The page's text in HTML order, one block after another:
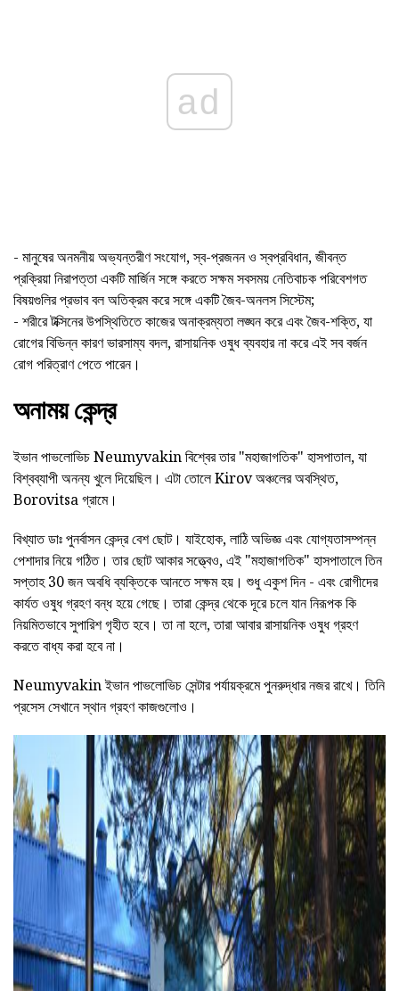
ad
- মানুষের অনমনীয় অভ্যন্তরীণ সংযোগ, স্ব-প্রজনন ও স্বপ্রবিধান, জীবন্ত
প্রক্রিয়া নিরাপত্তা একটি মার্জিন সঙ্গে করতে সক্ষম সবসময় নেতিবাচক পরিবেশগত
বিষয়গুলির প্রভাব বল অতিক্রম করে সঙ্গে একটি জৈব-অনলস সিস্টেম;
- শরীরে টক্সিনের উপস্থিতিতে কাজের অনাক্রম্যতা লঙ্ঘন করে এবং জৈব-শক্তি, যা
রোগের বিভিন্ন কারণ ভারসাম্য বদল, রাসায়নিক ওষুধ ব্যবহার না করে এই সব বর্জন
রোগ পরিত্রাণ পেতে পারেন।
অনাময় কেন্দ্র
ইভান পাভলোভিচ Neumyvakin বিশ্বের তার "মহাজাগতিক" হাসপাতাল, যা
বিশ্বব্যাপী অনন্য খুলে দিয়েছিল। এটা তোলে Kirov অঞ্চলের অবস্থিত,
Borovitsa গ্রামে।
বিখ্যাত ডাঃ পুনর্বাসন কেন্দ্র বেশ ছোট। যাইহোক, লাঠি অভিজ্ঞ এবং যোগ্যতাসম্পন্ন
পেশাদার নিয়ে গঠিত। তার ছোট আকার সত্ত্বেও, এই "মহাজাগতিক" হাসপাতালে তিন
সপ্তাহ 30 জন অবধি ব্যক্তিকে আনতে সক্ষম হয়। শুধু একুশ দিন - এবং রোগীদের
কার্যত ওষুধ গ্রহণ বন্ধ হয়ে গেছে। তারা কেন্দ্র থেকে দূরে চলে যান নিরূপক কি
নিয়মিতভাবে সুপারিশ গৃহীত হবে। তা না হলে, তারা আবার রাসায়নিক ওষুধ গ্রহণ
করতে বাধ্য করা হবে না।
Neumyvakin ইভান পাভলোভিচ সেন্টার পর্যায়ক্রমে পুনরুদ্ধার নজর রাখে। তিনি
প্রসেস সেখানে স্থান গ্রহণ কাজগুলোও।